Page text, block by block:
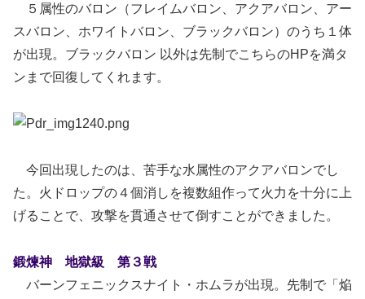
５属性のバロン（フレイムバロン、アクアバロン、アー
スバロン、ホワイトバロン、ブラックバロン）のうち１体
が出現。ブラックバロン 以外は先制でこちらのHPを満タ
ンまで回復してくれます。
今回出現したのは、苦手な水属性のアクアバロンでし
た。火ドロップの４個消しを複数組作って火力を十分に上
げることで、攻撃を貫通させて倒すことができました。
鍛煉神 地獄級 第３戦
バーンフェニックスナイト・ホムラが出現。先制で「焔